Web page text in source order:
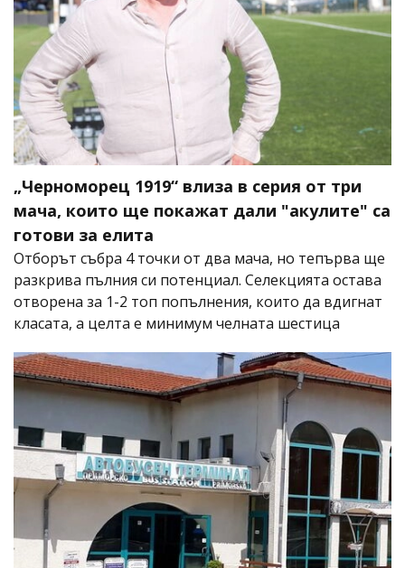
„Черноморец 1919“ влиза в серия от три
мача, които ще покажат дали "акулите" са
готови за елита
Отборът събра 4 точки от два мача, но тепърва ще
разкрива пълния си потенциал. Селекцията остава
отворена за 1-2 топ попълнения, които да вдигнат
класата, а целта е минимум челната шестица